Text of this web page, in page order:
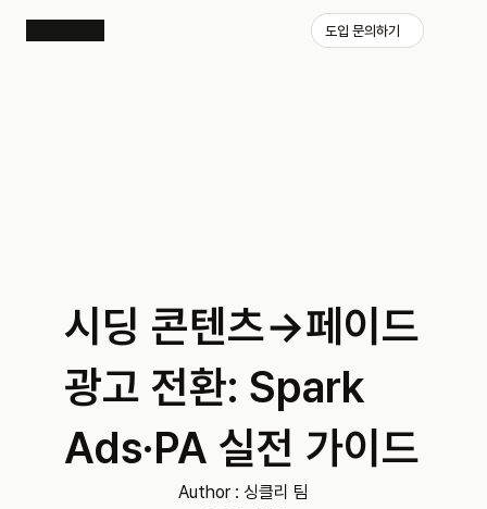
도입 문의하기
시딩 콘텐츠→페이드
광고 전환: Spark
Ads·PA 실전 가이드
Author : 싱클리 팀